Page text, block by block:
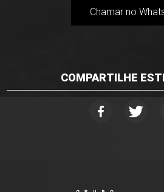
Chamar no
COMPARTILHE